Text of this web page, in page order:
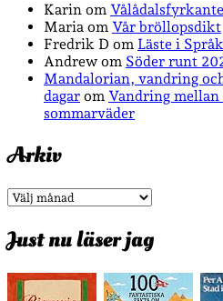
Karin om
Maria om Vår bröllopsdikt
Fredrik D om Läste i
Andrew om Söder runt
Mandalorian, vandring
dagar om Vandring mellan
sommarväder
Arkiv
Arkiv
Just nu läser jag